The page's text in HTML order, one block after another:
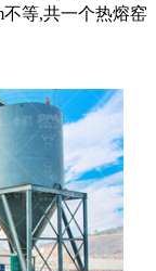
不等,共一个热熔窑